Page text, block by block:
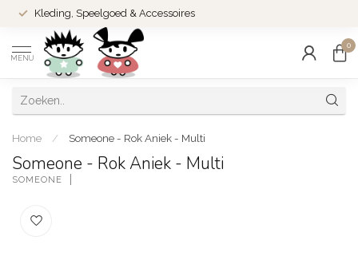
Kleding, Speelgoed & Accessoires
MENU
0
Home / Someone - Rok Aniek - Multi
Someone - Rok Aniek - Multi
SOMEONE